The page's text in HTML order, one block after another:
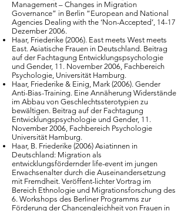
Management – Changes in Migration
Governance” in Berlin “European and National
Agencies Dealing with the ‘Non-Accepted’, 14-17
Dezember 2006.
Haar, Friederike (2006). East meets West meets
East. Asiatische Frauen in Deutschland. Beitrag
auf der Fachtagung Entwicklungspsychologie
und Gender, 11. November 2006, Fachbereich
Psychologie, Universität Hamburg.
Haar, Friederike & Einig, Mark (2006). Gender
Anti-Bias-Training. Eine Annäherung Widerstände
im Abbau von Geschlechtssterotypien zu
bewältigen. Beitrag auf der Fachtagung
Entwicklungspsychologie und Gender, 11.
November 2006, Fachbereich Psychologie
Universität Hamburg.
Haar, B. Friederike (2006) Asiatinnen in
Deutschland: Migration als
entwicklungsfördernder life-event im jungen
Erwachsenalter durch die Auseinandersetzung
mit Fremdheit. Veröffent-lichter Vortrag im
Bereich Ethnologie und Migrationsforschung des
6. Workshops des Berliner Programms zur
Förderung der Chancengleichheit von Frauen in